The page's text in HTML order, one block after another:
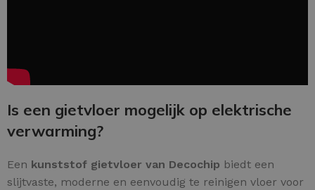
Is een gietvloer mogelijk op elektrische
verwarming?
Een kunststof gietvloer van Decochip biedt een
slijtvaste, moderne en eenvoudig te reinigen vloer voor